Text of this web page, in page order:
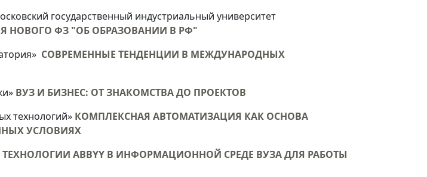
государственный индустриальный университет
НОВОГО ФЗ "ОБ ОБРАЗОВАНИИ В РФ"
СОВРЕМЕННЫЕ ТЕНДЕНЦИИ В МЕЖДУНАРОДНЫХ
ВУЗ И БИЗНЕС: ОТ ЗНАКОМСТВА ДО ПРОЕКТОВ
технологий» КОМПЛЕКСНАЯ АВТОМАТИЗАЦИЯ КАК ОСНОВА
УСЛОВИЯХ
ТЕХНОЛОГИИ ABBYY В ИНФОРМАЦИОННОЙ СРЕДЕ ВУЗА ДЛЯ РАБОТЫ